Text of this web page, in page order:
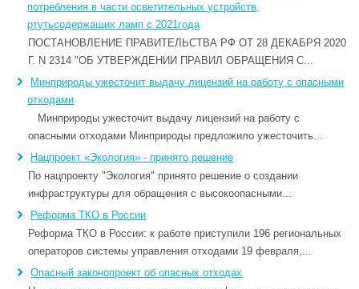
потребления в части осветительных устройств,
ртутьсодержащих ламп c 2021года
ПОСТАНОВЛЕНИЕ ПРАВИТЕЛЬСТВА РФ ОТ 28 ДЕКАБРЯ 2020
Г. N 2314 "ОБ УТВЕРЖДЕНИИ ПРАВИЛ ОБРАЩЕНИЯ С...
Минприроды ужесточит выдачу лицензий на работу с опасными
отходами
Минприроды ужесточит выдачу лицензий на работу с
опасными отходами Минприроды предложило ужесточить...
Нацпроект «Экология» - принято решение
По нацпроекту "Экология" принято решение о создании
инфраструктуры для обращения с высокоопасными...
Реформа ТКО в России
Реформа ТКО в России: к работе приступили 196 региональных
операторов системы управления отходами 19 февраля,...
Опасный законопроект об опасных отходах